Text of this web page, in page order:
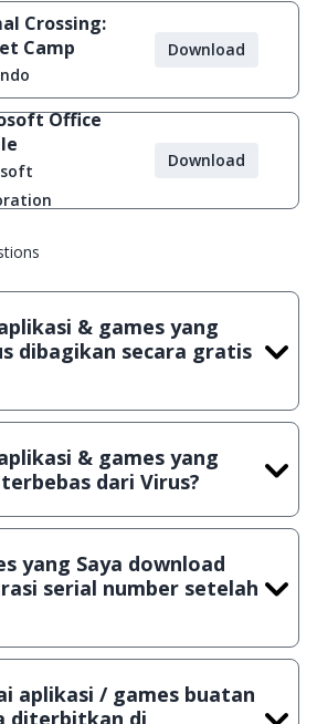
Crossing:
Camp
Download
Office
Download
& games yang
dibagikan secara gratis
aplikasi & games yang
& games yang
dari Virus?
scanning dengan 3 jenis
sehingga bisa dijamin 100%
yang Saya download
serial number setelah
gratis, namun ada beberapa
jangka waktu tertentu dan jika
aplikasi / games buatan
diterbitkan di